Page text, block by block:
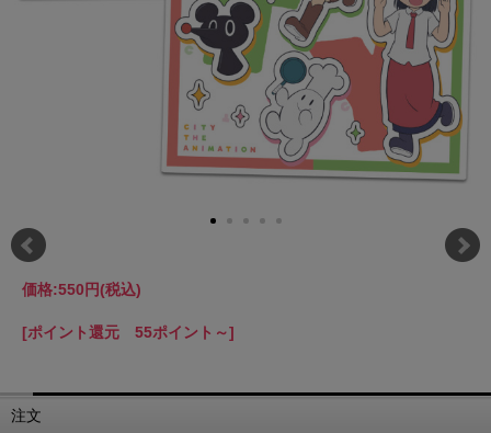
価格:550円(税込)
[ポイント還元 55ポイント～]
注文